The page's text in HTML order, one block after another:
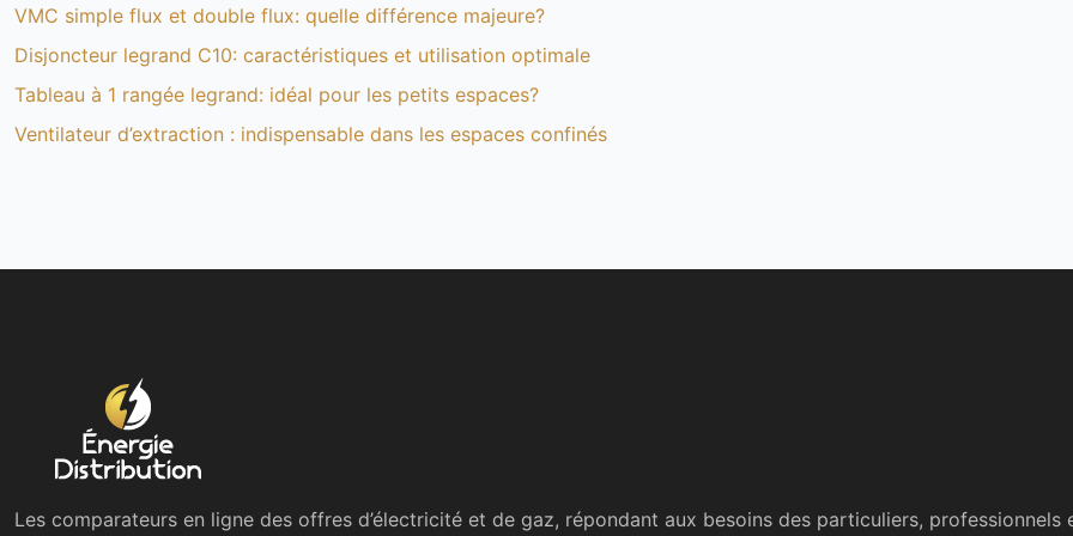
VMC simple flux et double flux: quelle différence majeure?
Disjoncteur legrand C10: caractéristiques et utilisation optimale
Tableau à 1 rangée legrand: idéal pour les petits espaces?
Ventilateur d’extraction : indispensable dans les espaces confinés
Les comparateurs en ligne des offres d’électricité et de gaz, répondant aux besoins des particuliers, professionnels